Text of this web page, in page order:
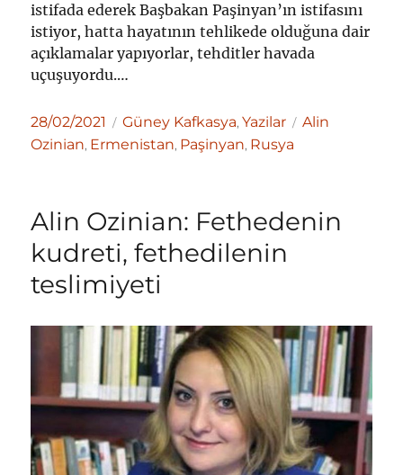
istifada ederek Başbakan Paşinyan’ın istifasını
istiyor, hatta hayatının tehlikede olduğuna dair
açıklamalar yapıyorlar, tehditler havada
uçuşuyordu.…
Yayın
tarihi
28/02/2021 Kategoriler
Güney Kafkasya,Yazilar Etiketler
Alin
Ozinian, Ermenistan, Paşinyan, Rusya
Alin Ozinian: Fethedenin
kudreti, fethedilenin
teslimiyeti